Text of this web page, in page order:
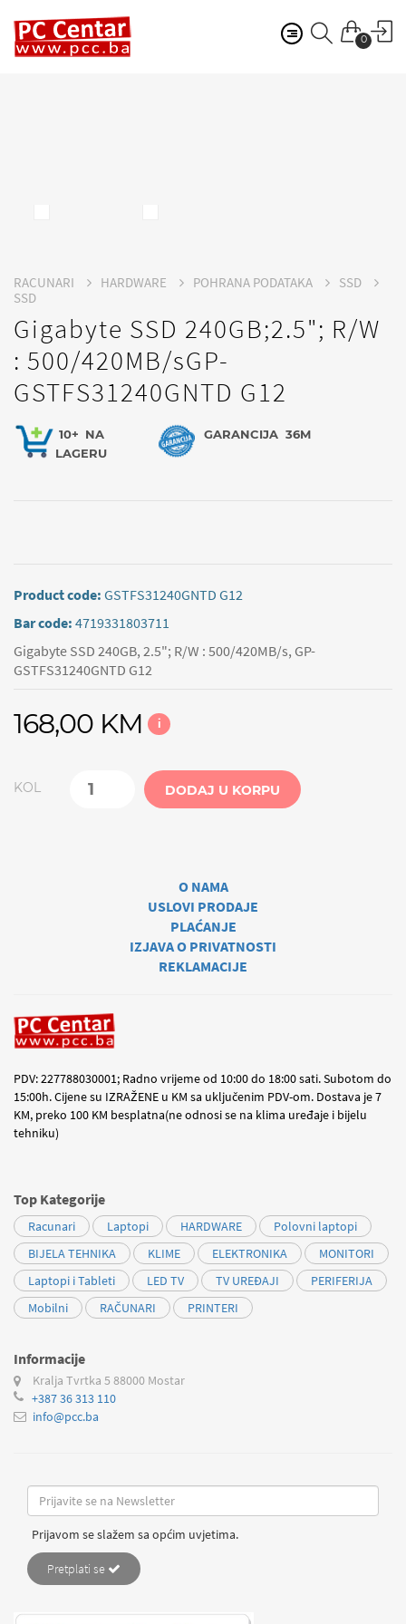
0
RACUNARI HARDWARE POHRANA PODATAKA
SSD
SSD
Gigabyte SSD 240GB;2.5"; R/W
: 500/420MB/sGP-
GSTFS31240GNTD G12
10+ NA
LAGERU
GARANCIJA 36M
Product code: GSTFS31240GNTD G12
Bar code: 4719331803711
Gigabyte SSD 240GB, 2.5"; R/W : 500/420MB/s, GP-
GSTFS31240GNTD G12
168,00 KM i
KOL DODAJ U KORPU
O NAMA
USLOVI PRODAJE
PLAĆANJE
IZJAVA O PRIVATNOSTI
REKLAMACIJE
PDV: 227788030001; Radno vrijeme od 10:00 do 18:00 sati. Subotom do
15:00h. Cijene su IZRAŽENE u KM sa uključenim PDV-om. Dostava je 7
KM, preko 100 KM besplatna(ne odnosi se na klima uređaje i bijelu
tehniku)
Top Kategorije
Racunari Laptopi HARDWARE
Polovni laptopi
BIJELA TEHNIKA
KLIME ELEKTRONIKA
MONITORI
Laptopi i Tableti
LED TV TV UREĐAJI
PERIFERIJA
Mobilni
RAČUNARI PRINTERI
Informacije
Kralja Tvrtka 5 88000 Mostar
+387 36 313 110
info@pcc.ba
Prijavom se slažem sa općim uvjetima.
Pretplati se